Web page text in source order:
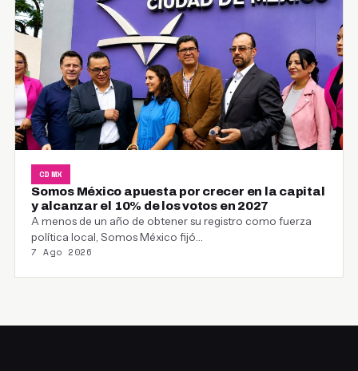
CDMX
Somos México apuesta por crecer en la capital
y alcanzar el 10% de los votos en 2027
A menos de un año de obtener su registro como fuerza
política local, Somos México fijó…
7 Ago 2026